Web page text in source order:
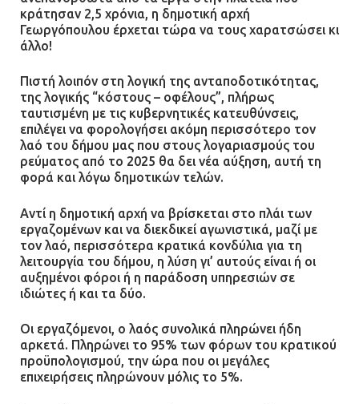
Ασπρόπυργος: Πέθανε ένας από
τους σοβαρά εγκαυματίες της
μεγάλης έκρηξης στο εργοστάσιο
Άργος: Στη φυλακή οι δύο
αστυνομικοί για τους
πυροβολισμούς κατά του 20χρονου
με αναπηρία
11.07.2026 | 22:59
Ένα πουλί «υπεύθυνο» για την
πρωινή διακοπή ρεύματος στη
Μάνδρα
09.07.2026 | 11:12
Φωτιά σε επιχείρηση στον
Ασπρόπυργο – Ήχησε το 112
09.07.2026 | 09:19
κράτησαν 2,5 χρόνια, η δημοτική αρχή
Γεωργόπουλου έρχεται τώρα να τους χαρατσώσει κι
άλλο!
Πιστή λοιπόν στη λογική της ανταποδοτικότητας,
της λογικής “κόστους – οφέλους”, πλήρως
ταυτισμένη με τις κυβερνητικές κατευθύνσεις,
επιλέγει να φορολογήσει ακόμη περισσότερο τον
λαό του δήμου μας που στους λογαριασμούς του
ρεύματος από το 2025 θα δει νέα αύξηση, αυτή τη
φορά και λόγω δημοτικών τελών.
Αντί η δημοτική αρχή να βρίσκεται στο πλάι των
εργαζομένων και να διεκδικεί αγωνιστικά, μαζί με
τον λαό, περισσότερα κρατικά κονδύλια για τη
λειτουργία του δήμου, η λύση γι’ αυτούς είναι ή οι
αυξημένοι φόροι ή η παράδοση υπηρεσιών σε
ιδιώτες ή και τα δύο.
Οι εργαζόμενοι, ο λαός συνολικά πληρώνει ήδη
αρκετά. Πληρώνει το 95% των φόρων του κρατικού
προϋπολογισμού, την ώρα που οι μεγάλες
επιχειρήσεις πληρώνουν μόλις το 5%.